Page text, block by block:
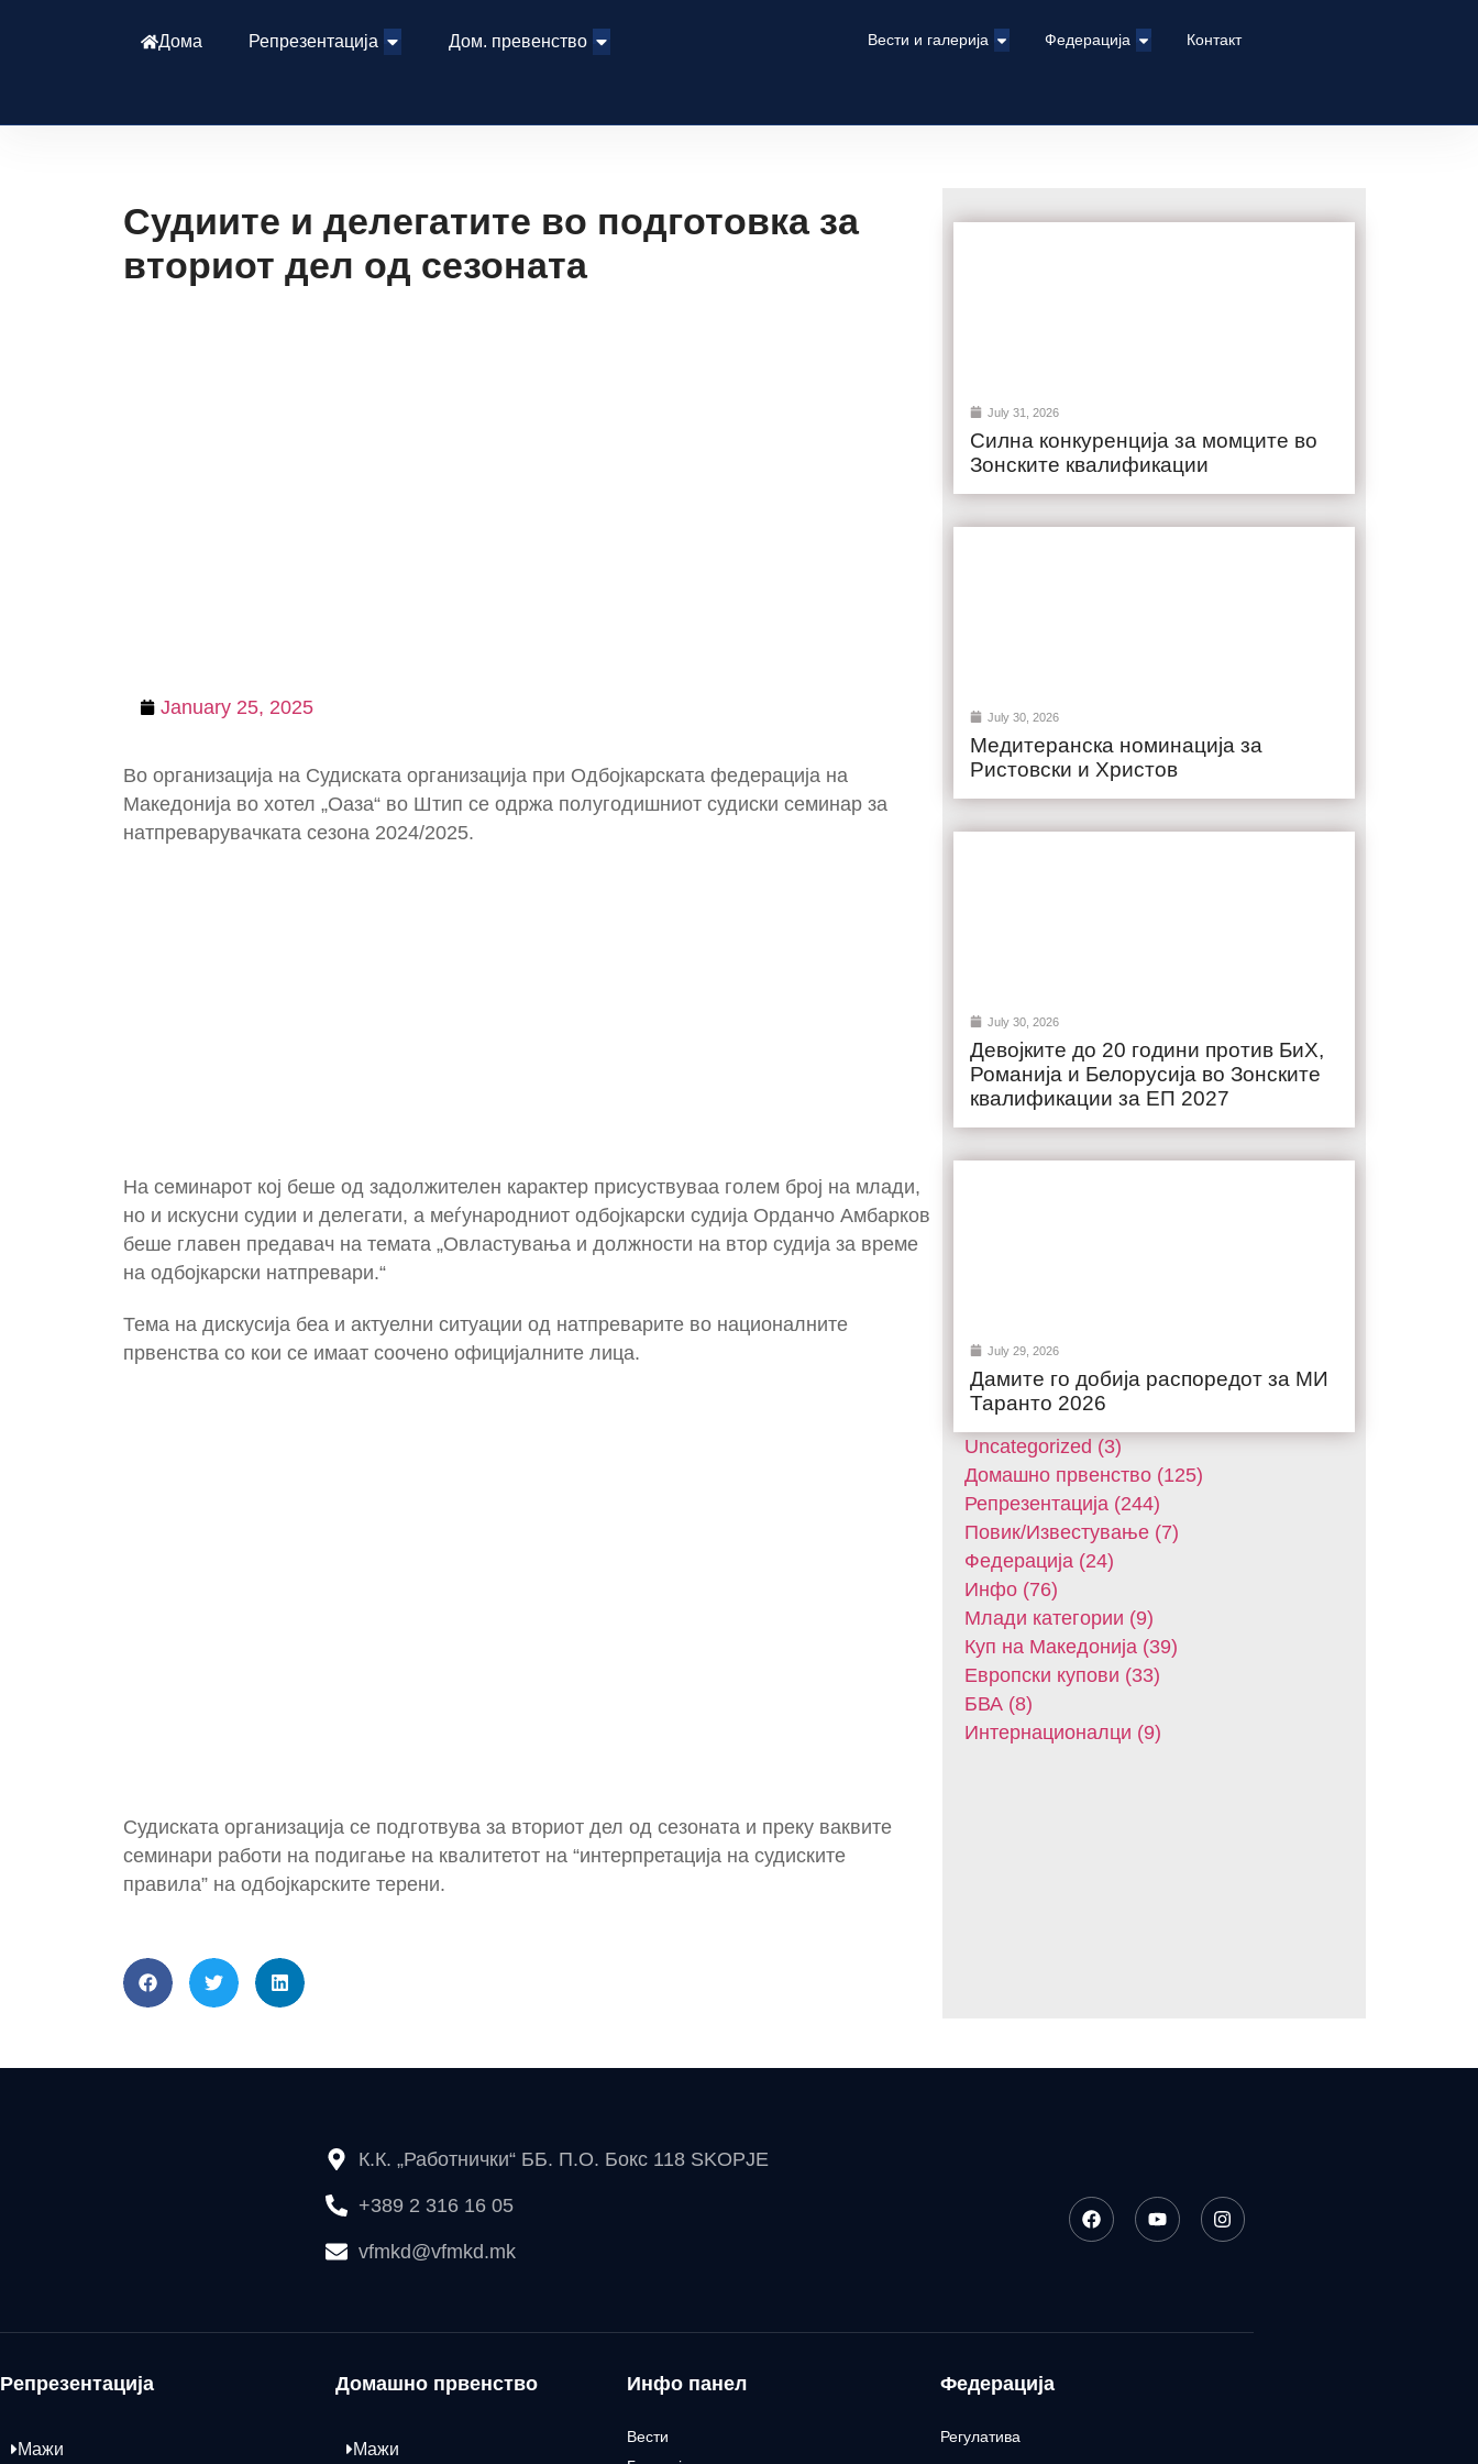
Дома Репрезентација Дом. превенство Вести и галерија Федерација Контакт
Судиите и делегатите во подготовка за
вториот дел од сезоната
January 25, 2025
Во организација на Судиската организација при Одбојкарската федерација на
Македонија во хотел „Оаза“ во Штип се одржа полугодишниот судиски семинар за
натпреварувачката сезона 2024/2025.
На семинарот кој беше од задолжителен карактер присуствуваа голем број на млади,
но и искусни судии и делегати, а меѓународниот одбојкарски судија Орданчо Амбарков
беше главен предавач на темата „Овластувања и должности на втор судија за време
на одбојкарски натпревари.“
Тема на дискусија беа и актуелни ситуации од натпреварите во националните
првенства со кои се имаат соочено официјалните лица.
Судиската организација се подготвува за вториот дел од сезоната и преку ваквите
семинари работи на подигање на квалитетот на “интерпретација на судиските
правила” на одбојкарските терени.
July 31, 2026
Силна конкуренција за момците во
Зонските квалификации
July 30, 2026
Медитеранска номинација за
Ристовски и Христов
July 30, 2026
Девојките до 20 години против БиХ,
Романија и Белорусија во Зонските
квалификации за ЕП 2027
July 29, 2026
Дамите го добија распоредот за МИ
Таранто 2026
Uncategorized (3)
Домашнo првенство (125)
Репрезентација (244)
Повик/Известување (7)
Федерација (24)
Инфо (76)
Млади категории (9)
Куп на Македонија (39)
Европски купови (33)
БВА (8)
Интернационалци (9)
К.К. „Работнички“ ББ. П.О. Бокс 118 SKOPJE
+389 2 316 16 05
vfmkd@vfmkd.mk
Репрезентација
Мажи
Домашно првенство
Мажи
Инфо панел
Вести
Федерација
Регулатива